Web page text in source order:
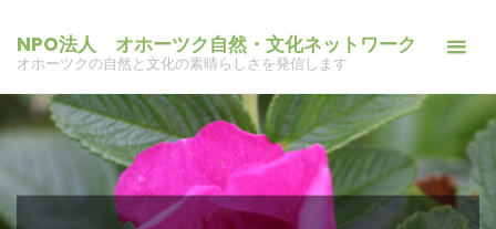
ツ
ス
キ
NPO法人 オホーツク自然・文化ネットワーク
オホーツクの自然と文化の素晴らしさを発信します